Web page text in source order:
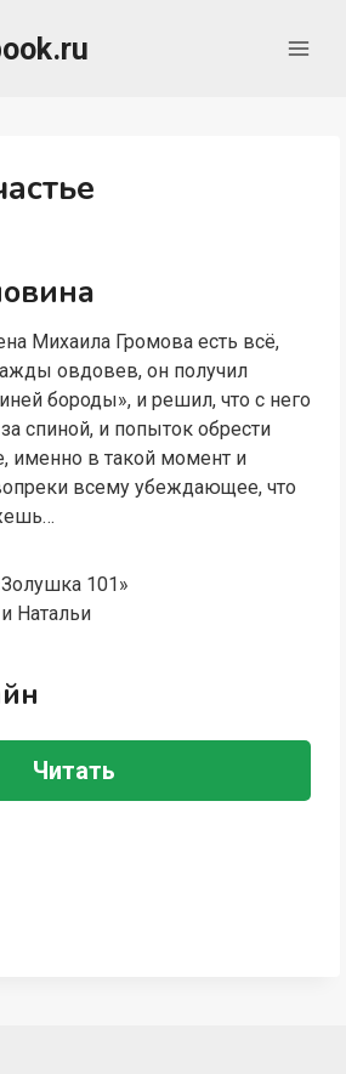
Михаила Громова есть всё,
овдовев, он получил
бороды», и решил, что с него
спиной, и попыток обрести
именно в такой момент и
всему убеждающее, что
101»
Натальи
Читать